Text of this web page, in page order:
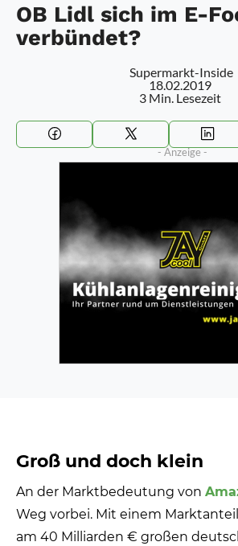
OB Lidl sich im E-
verbündet?
Supermarkt-Inside
18.02.2019
3 Min. Lesezeit
Groß und doch klein
An der Marktbedeutung von
Weg vorbei. Mit einem
am 40 Milliarden € großen